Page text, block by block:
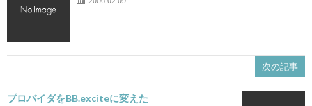
次の記事
プロバイダをBB.exciteに変えた